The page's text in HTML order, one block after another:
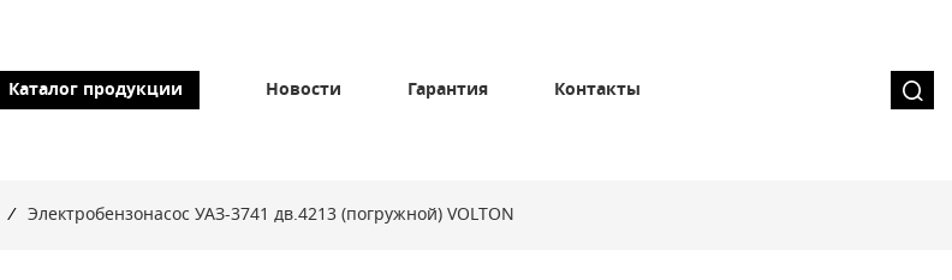
Каталог продукции Новости Гарантия Контакты
/ Электробензонасос УАЗ-3741 дв.4213 (погружной) VOLTON